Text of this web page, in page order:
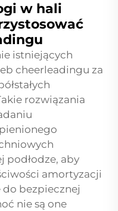
w hali
istniejących
cheerleadingu za
rozwiązania
podłodze, aby
amortyzacji
bezpiecznej
nie są one